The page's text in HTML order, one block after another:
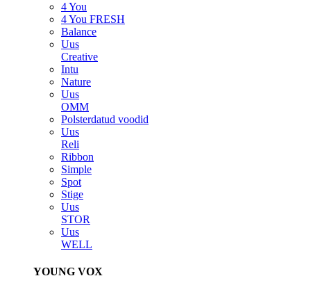
4 You
4 You FRESH
Balance
Uus
Creative
Intu
Nature
Uus
OMM
Polsterdatud voodid
Uus
Reli
Ribbon
Simple
Spot
Stige
Uus
STOR
Uus
WELL
YOUNG VOX